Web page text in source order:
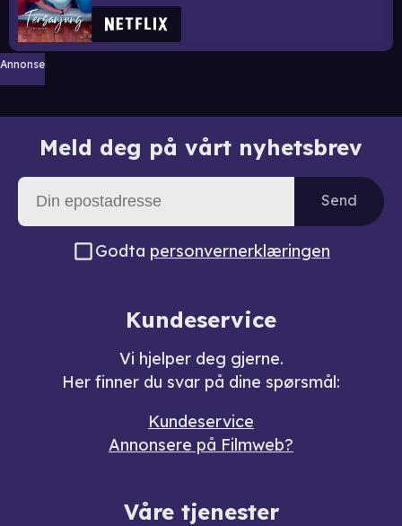
Annonse
Meld deg på vårt nyhetsbrev
Send
Godta personvernerklæringen
Kundeservice
Vi hjelper deg gjerne.
Her finner du svar på dine spørsmål:
Kundeservice
Annonsere på Filmweb?
Våre tjenester